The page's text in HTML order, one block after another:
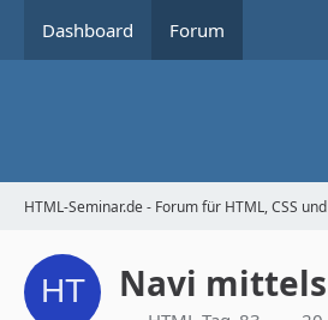
Dashboard Forum
HTML-Seminar.de - Forum für HTML, CSS
Navi mittels